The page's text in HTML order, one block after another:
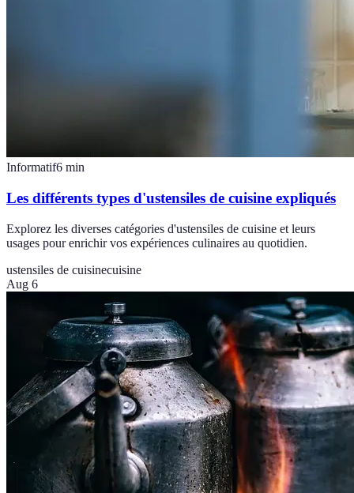
Informatif6 min
Les différents types d'ustensiles de cuisine expliqués
Explorez les diverses catégories d'ustensiles de cuisine et leurs
usages pour enrichir vos expériences culinaires au quotidien.
ustensiles de cuisinecuisine
Aug 6